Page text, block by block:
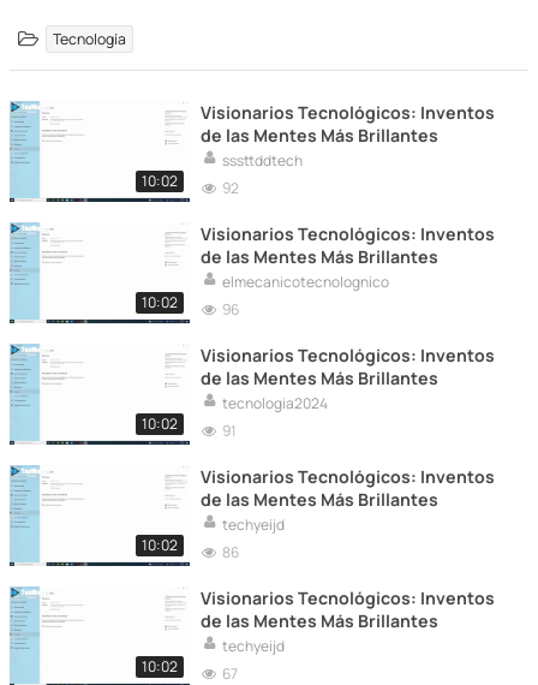
Tecnología
10:02
Visionarios Tecnológicos: Inventos
de las Mentes Más Brillantes
sssttddtech
92
10:02
Visionarios Tecnológicos: Inventos
de las Mentes Más Brillantes
elmecanicotecnolognico
96
10:02
Visionarios Tecnológicos: Inventos
de las Mentes Más Brillantes
tecnologia2024
91
10:02
Visionarios Tecnológicos: Inventos
de las Mentes Más Brillantes
techyeijd
86
10:02
Visionarios Tecnológicos: Inventos
de las Mentes Más Brillantes
techyeijd
67